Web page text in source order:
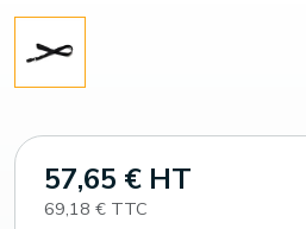
57,65 € HT
69,18 € TTC